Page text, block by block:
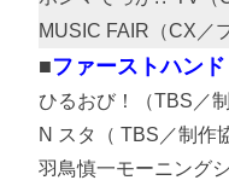
MUSIC FAIR（CX／
ファーストハンド
ひるおび！（TBS／
N スタ（ TBS／制作
羽鳥慎一モーニング